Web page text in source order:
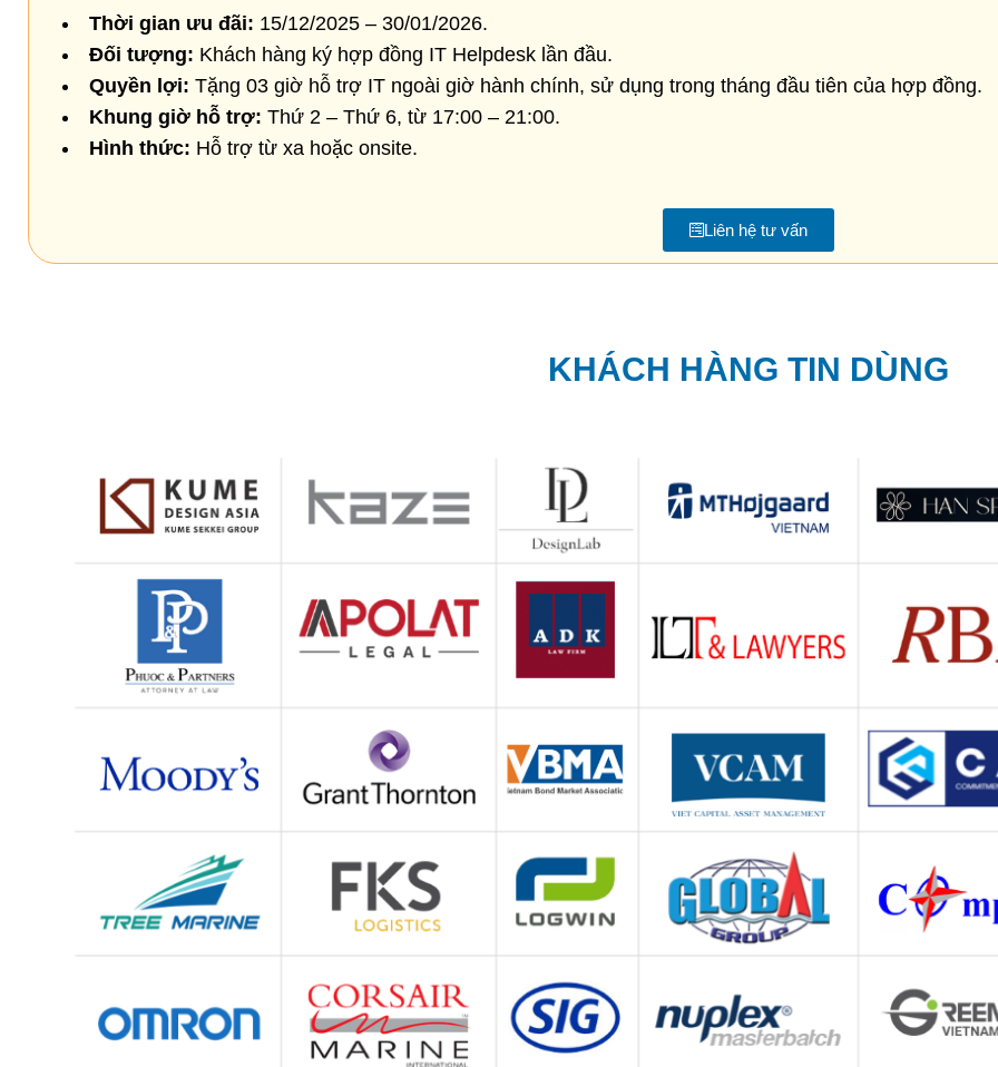
Thời gian ưu đãi: 15/12/2025 – 30/01/2026.
Đối tượng: Khách hàng ký hợp đồng IT Helpdesk lần đầu.
Quyền lợi: Tặng 03 giờ hỗ trợ IT ngoài giờ hành chính, sử dụng trong tháng đầu tiên của hợp đồng.
Khung giờ hỗ trợ: Thứ 2 – Thứ 6, từ 17:00 – 21:00.
Hình thức: Hỗ trợ từ xa hoặc onsite.
Liên hệ tư vấn
KHÁCH HÀNG TIN DÙNG